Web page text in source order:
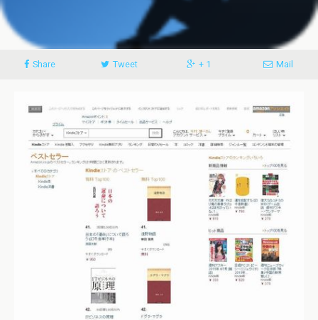
Share Tweet + 1 Mail